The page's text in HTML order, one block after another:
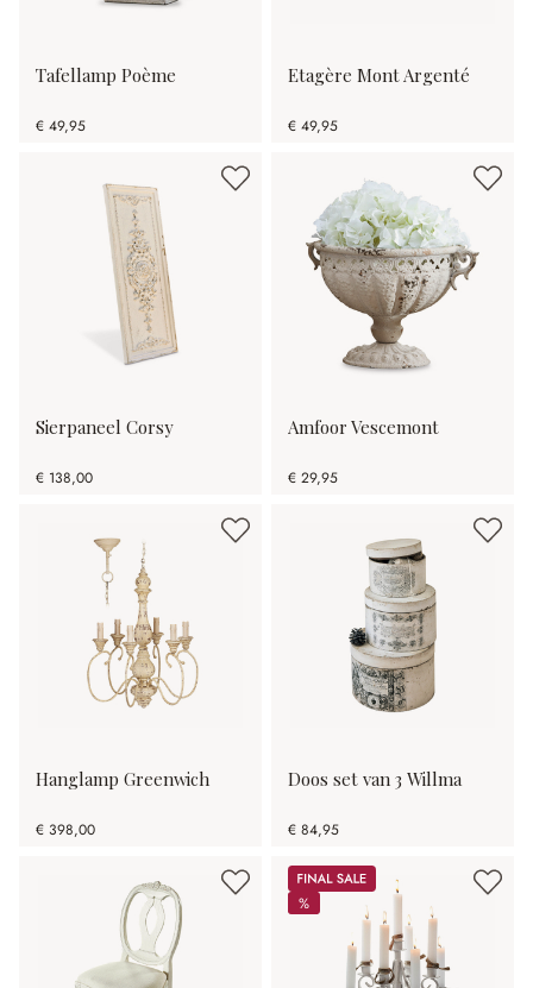
Tafellamp Poème
€ 49,95
Etagère Mont Argenté
€ 49,95
Sierpaneel Corsy
€ 138,00
Amfoor Vescemont
€ 29,95
Hanglamp Greenwich
€ 398,00
Doos set van 3 Willma
€ 84,95
Sale
%
%